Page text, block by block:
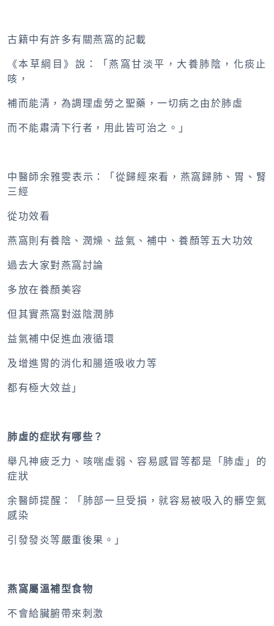
古籍中有許多有關燕窩的記載
《本草綱目》說：「燕窩甘淡平，大養肺陰，化痰止
咳，
補而能清，為調理虛勞之聖藥，一切病之由於肺虛
而不能肅清下行者，用此皆可治之。」
中醫師余雅雯表示：「從歸經來看，燕窩歸肺、胃、腎
三經
從功效看
燕窩則有養陰、潤燥、益氣、補中、養顏等五大功效
過去大家對燕窩討論
多放在養顏美容
但其實燕窩對滋陰潤肺
益氣補中促進血液循環
及增進胃的消化和腸道吸收力等
都有極大效益」
肺虛的症狀有哪些？
舉凡神疲乏力、咳喘虛弱、容易感冒等都是「肺虛」的
症狀
余醫師提醒：「肺部一旦受損，就容易被吸入的髒空氣
感染
引發發炎等嚴重後果。」
燕窩屬溫補型食物
不會給臟腑帶來刺激